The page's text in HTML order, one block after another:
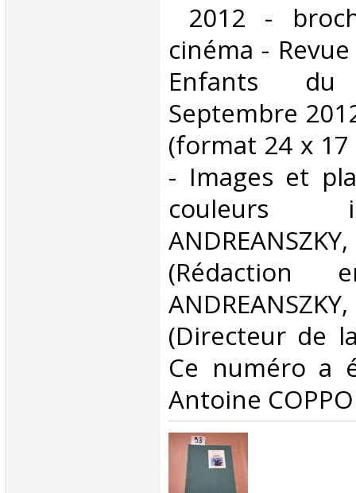
2012 -
cinéma -
Enfants
Septembre
(format 24 x 17
- Images et
couleurs
(Directeur de
Ce numéro a
Antoine